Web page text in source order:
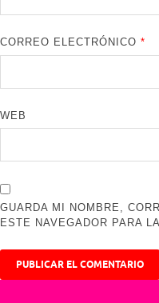
CORREO ELECTRÓNICO*
WEB
GUARDA MI NOMBRE,
ESTE NAVEGADOR PARA